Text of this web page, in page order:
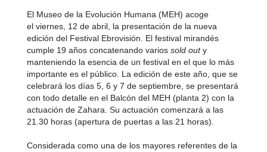
El Museo de la Evolución Humana (MEH) acoge
el viernes, 12 de abril, la presentación de la nueva
edición del Festival Ebrovisión. El festival mirandés
cumple 19 años concatenando varios sold outy
manteniendo la esencia de un festival en el que lo más
importante es el público. La edición de este año, que se
celebrará los días 5, 6 y 7 de septiembre, se presentará
con todo detalle en el Balcón del MEH (planta 2) con la
actuación de Zahara. Su actuación comenzará a las
21.30 horas (apertura de puertas a las 21 horas).
Considerada como una de los mayores referentes de la